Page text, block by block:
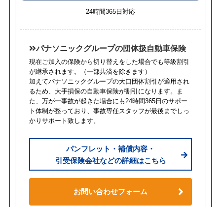
24時間365日対応
パナソニックグループの団体扱自動車保険
現在ご加入の保険から切り替えをした場合でも等級割引
が継承されます。
（一部共済を除きます）
加えてパナソニックグループの大口団体割引が適用され
るため、⼤⼿損保の自動車保険が割引になります。ま
た、万が一事故が起きた場合にも24時間365日のサポー
ト体制が整っており、事故専任スタッフが最後までしっ
かりサポート致します。
パンフレット・補償内容・
引受保険会社などの詳細はこちら
お問い合わせフォーム